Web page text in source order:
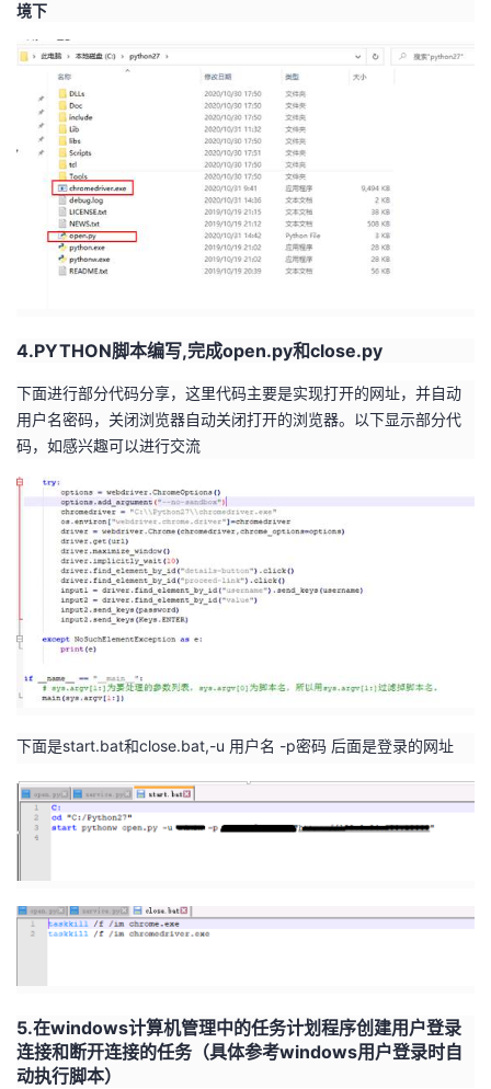
课
程
的
认
证
我
的
实
验
我
的
收
术
支
持
云
声
建
议
境下
4.PYTHON脚本编写,完成open.py和close.py
下面进行部分代码分享，这里代码主要是实现打开的网址，并自动
用户名密码，关闭浏览器自动关闭打开的浏览器。以下显示部分代
码，如感兴趣可以进行交流
下面是start.bat和close.bat,-u 用户名 -p密码 后面是登录的网址
5.在windows计算机管理中的任务计划程序创建用户登录
连接和断开连接的任务（具体参考windows用户登录时自
动执行脚本）